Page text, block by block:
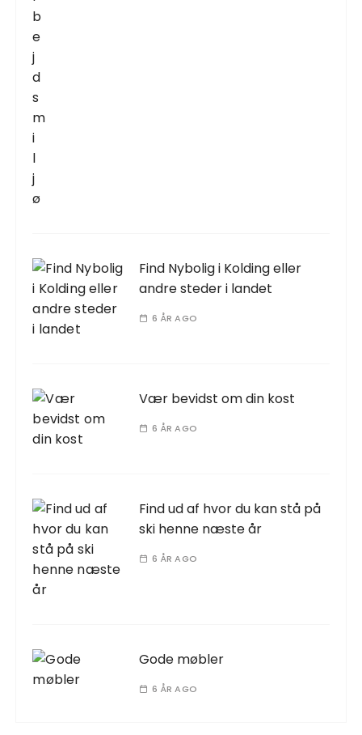
Find Nybolig i Kolding eller
andre steder i landet
6 ÅR AGO
Vær bevidst om din kost
6 ÅR AGO
Find ud af hvor du kan stå på
ski henne næste år
6 ÅR AGO
Gode møbler
6 ÅR AGO